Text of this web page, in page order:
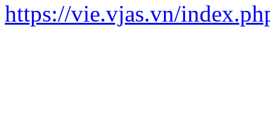
https://vie.vjas.vn/